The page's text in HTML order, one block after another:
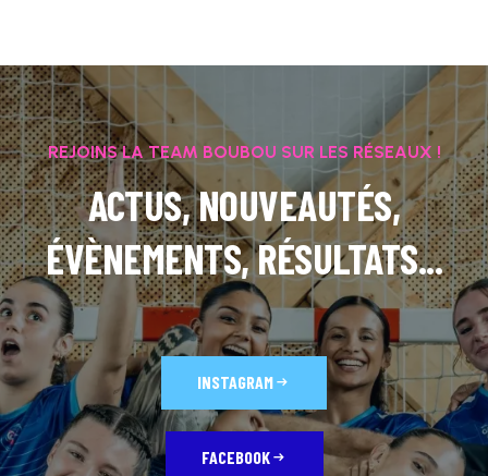
REJOINS LA TEAM BOUBOU SUR LES RÉSEAUX !
ACTUS, NOUVEAUTÉS,
ÉVÈNEMENTS, RÉSULTATS...
INSTAGRAM
FACEBOOK